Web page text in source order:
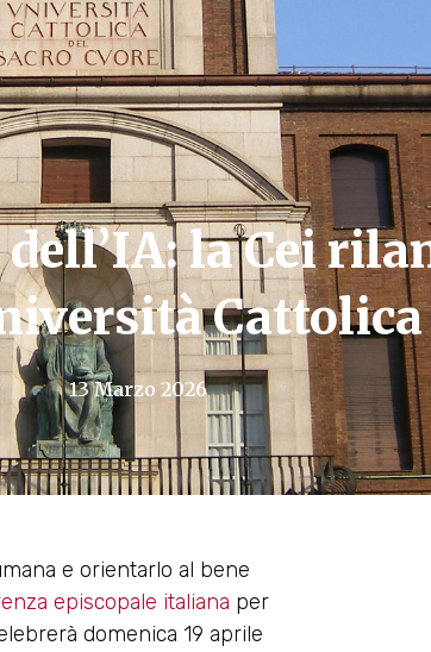
dell’IA: la Cei
Cattolica
13 Marzo 2026
e orientarlo al bene
episcopale italiana per
domenica 19 aprile